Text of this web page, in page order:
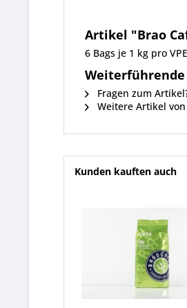
Artikel "Brao
6 Bags je 1 kg pro
Weiterführende
Fragen zum
Weitere Artikel
Kunden kauften auch